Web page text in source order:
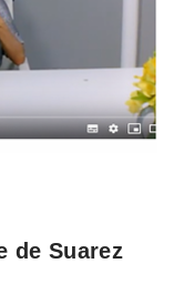
de Suarez